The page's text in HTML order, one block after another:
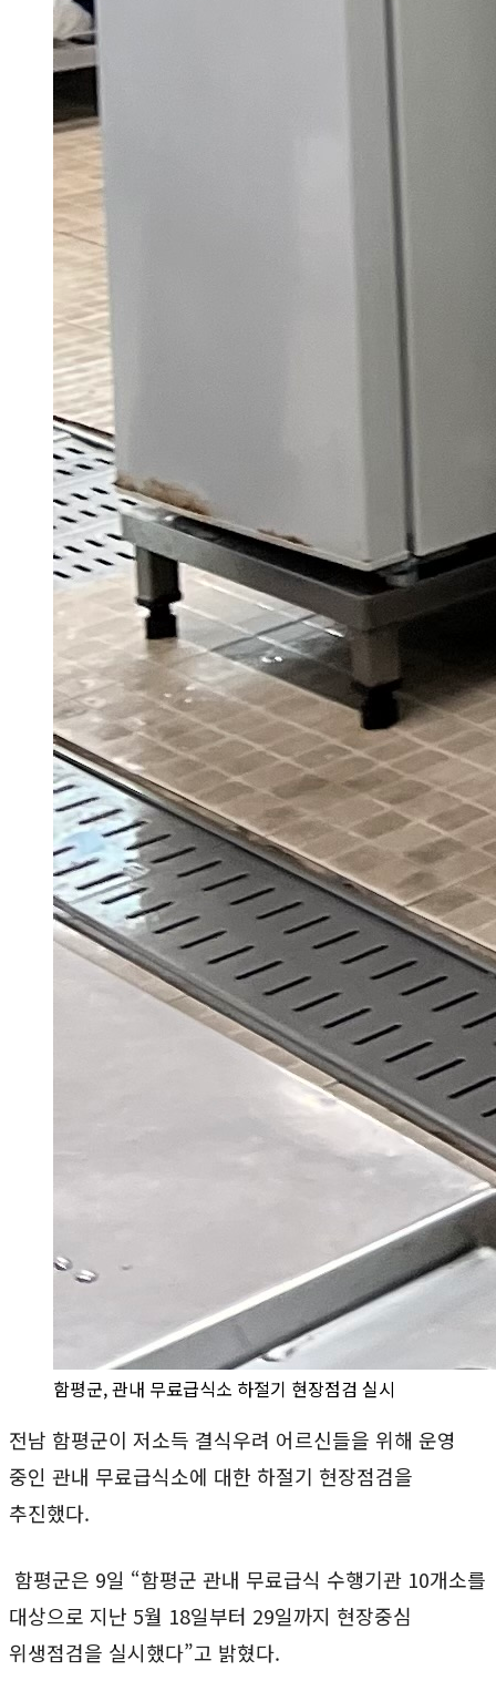
함평군, 관내 무료급식소 하절기 현장점검 실시
전남 함평군이 저소득 결식우려 어르신들을 위해 운영
중인 관내 무료급식소에 대한 하절기 현장점검을
추진했다.
함평군은 9일 “함평군 관내 무료급식 수행기관 10개소를
대상으로 지난 5월 18일부터 29일까지 현장중심
위생점검을 실시했다”고 밝혔다.